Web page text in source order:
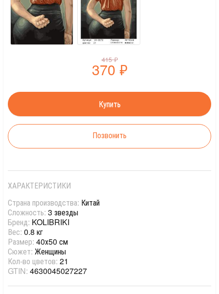
415₽
370 ₽
Позвонить
ХАРАКТЕРИСТИКИ
Страна производства: Китай
Сложность: 3 звезды
Бренд: KOLIBRIKI
Вес: 0.8 кг
Размер: 40х50 см
Сюжет: Женщины
Кол-во цветов: 21
GTIN: 4630045027227